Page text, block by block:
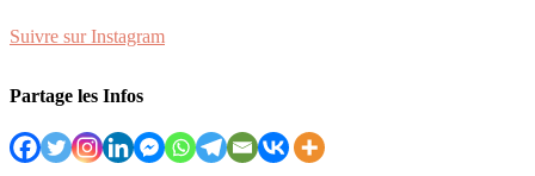
Suivre sur Instagram
Partage les Infos